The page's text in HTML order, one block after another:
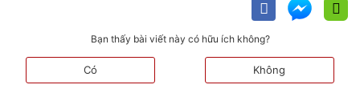
Bạn thấy bài viết này có hữu ích không?
Có Không